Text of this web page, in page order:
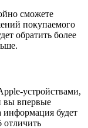
сможете
покупаемого
обратить более
устройствами,
вы впервые
информация будет
отличить